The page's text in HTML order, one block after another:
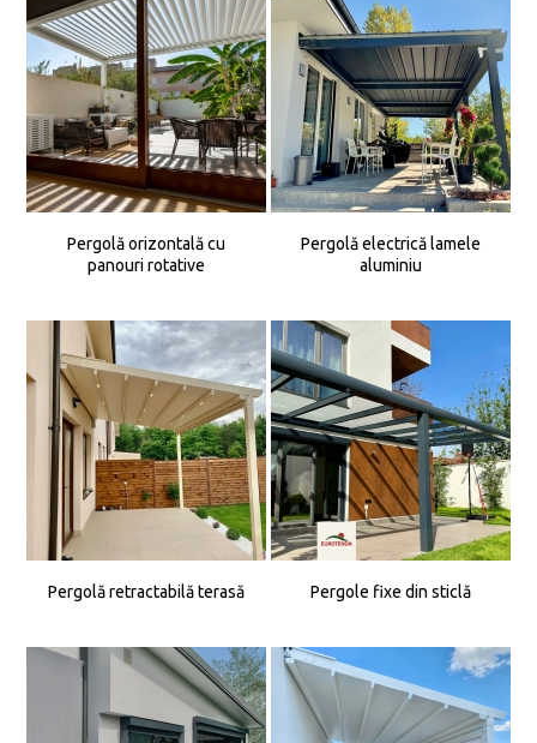
Pergolă orizontală cu
panouri rotative
Pergolă electrică lamele
aluminiu
Pergolă retractabilă terasă Pergole fixe din sticlă